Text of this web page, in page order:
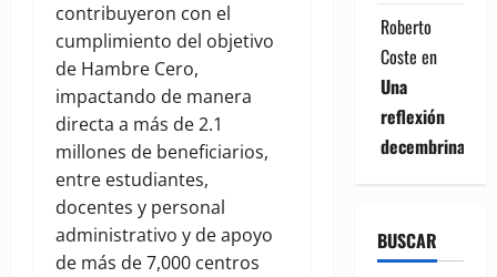
contribuyeron con el
cumplimiento del objetivo
de Hambre Cero,
impactando de manera
directa a más de 2.1
millones de beneficiarios,
entre estudiantes,
docentes y personal
administrativo y de apoyo
de más de 7,000 centros
Roberto
Coste en
Una
reflexión
decembrina
BUSCAR